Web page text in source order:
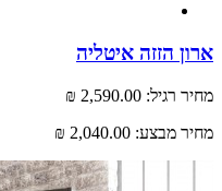
הזזה איטליה
רגיל: 2,590.00 ₪
מבצע: 2,040.00 ₪